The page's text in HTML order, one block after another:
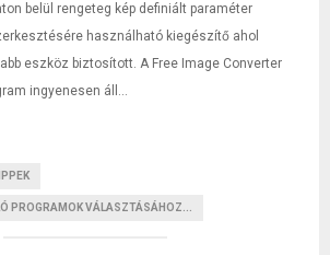
belül rengeteg kép definiált paraméter
használható kiegészítő ahol
eszköz biztosított. A Free Image Converter
ingyenesen áll...
PROGRAMOK VÁLASZTÁSÁHOZ...